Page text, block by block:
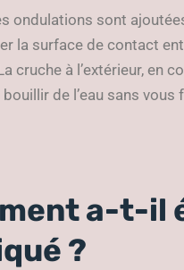
ondulations sont
la surface de contact
cruche à l’extérieur, en
de l’eau sans vous
a-t-il
?